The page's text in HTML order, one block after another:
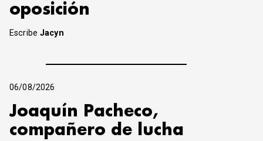
oposición
EscribeJacyn
06/08/2026
Joaquín Pacheco,
compañero de lucha